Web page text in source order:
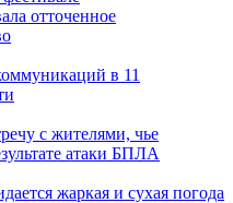
отточенное
в 11
с жителями, чье
атаки БПЛА
жаркая и сухая погода